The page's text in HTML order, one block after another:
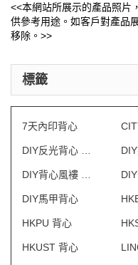
<<本網站所展示的產品照片
供參考用途。如客戶對產品
移除。>>
標籤
7天內印背心
DIY馬甲背心
HKPU 背心
HKUST 背心